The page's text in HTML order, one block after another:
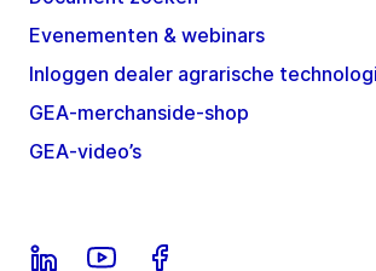
Evenementen & webinars
Inloggen dealer agrarische
GEA-merchanside-shop
GEA-video’s